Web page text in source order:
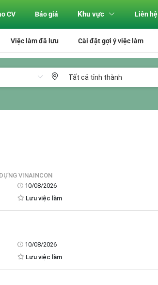
CV Báo giá Khu vực Liên hệ
Việc làm đã lưu Cài đặt gợi ý việc làm
VINAINCON
10/08/2026
Lưu việc làm
10/08/2026
Lưu việc làm